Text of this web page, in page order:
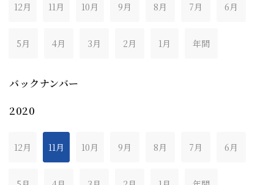
12月 11月 10月 9月 8月 7月 6月
5月 4月 3月 2月 1月 年間
バックナンバー
2020
12月 11月 10月 9月 8月 7月 6月